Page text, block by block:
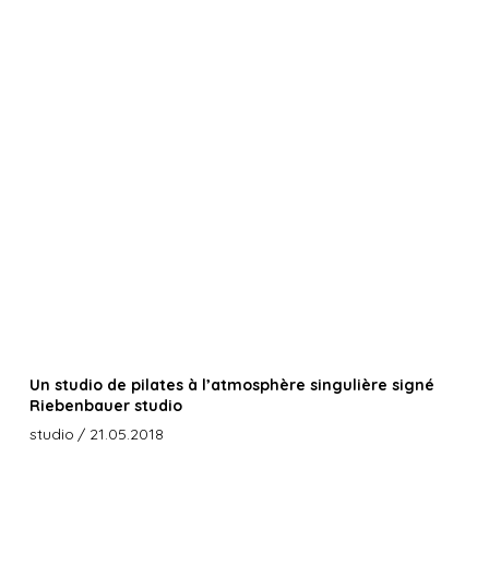
Un studio de pilates à l’atmosphère singulière signé
Riebenbauer studio
studio / 21.05.2018